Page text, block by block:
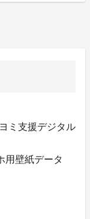
ミ支援デジタル
用壁紙データ